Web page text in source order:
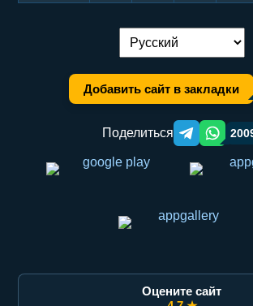
Переключение языка:
Добавить сайт в закладки
Поделиться Telegram orqali
Оцените сайт